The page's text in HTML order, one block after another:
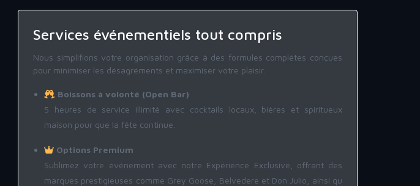
Services événementiels tout compris
Nous simplifions votre organisation grâce à des formules complètes conçues
pour minimiser les désagréments et maximiser votre plaisir.
Boissons à volonté (Open Bar)
5 heures de service illimité avec cocktails locaux, bières et spiritueux
maison pour que la fête continue.
Options Premium
Sublimez votre événement avec notre Expérience Exclusive, offrant des
marques prestigieuses comme Grey Goose, Belvedere et Don Julio, ainsi qu